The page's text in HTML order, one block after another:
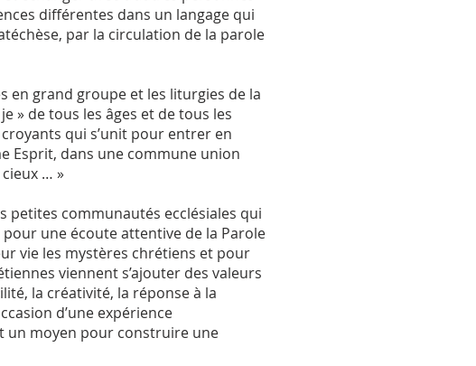
différentes dans un langage qui
par la circulation de la parole
en grand groupe et les liturgies de la
» de tous les âges et de tous les
qui s’unit pour entrer en
Esprit, dans une commune union
… »
petites communautés ecclésiales qui
pour une écoute attentive de la Parole
vie les mystères chrétiens et pour
viennent s’ajouter des valeurs
la créativité, la réponse à la
d’une expérience
un moyen pour construire une